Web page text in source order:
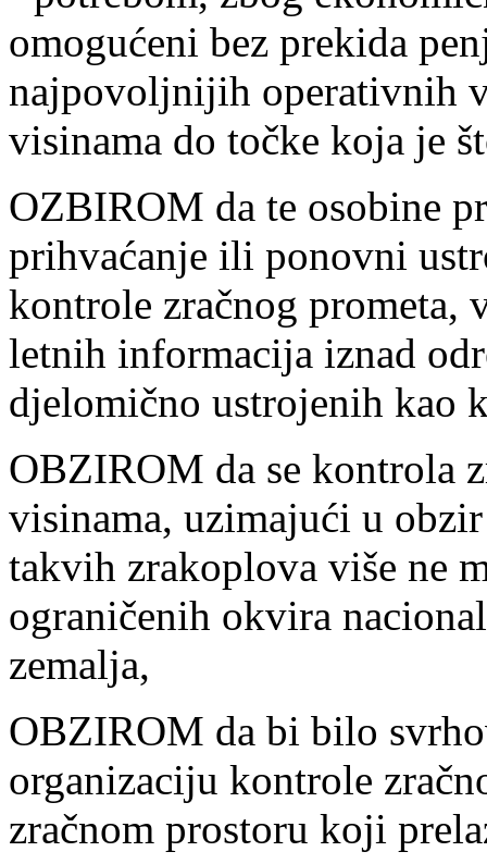
omogućeni bez prekida
najpovoljnijih operativnih
visinama do točke koja je
OZBIROM da te osobine
prihvaćanje ili ponovni
kontrole zračnog prometa,
letnih informacija iznad
djelomično ustrojenih kao
OBZIROM da se kontrola
visinama, uzimajući u
takvih zrakoplova više ne
ograničenih okvira
zemalja,
OBZIROM da bi bilo
organizaciju kontrole
zračnom prostoru koji